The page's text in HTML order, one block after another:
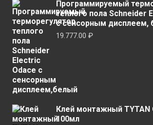
Программируемый
теплого пола Schneider
с сенсорным дисплеем,
19.777.00 ₽
Клей монтажный TYTAN
100мл